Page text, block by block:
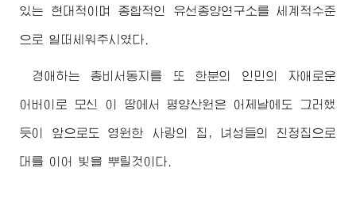
있는 현대적이며 종합적인 유선종양연구소를 세계적수준
으로 일떠세워주시였다.
경애하는 총비서동지를 또 한분의 인민의 자애로운
어버이 로 모신 이 땅에서 평양산원은 어제날에도 그러했
듯이 앞으로도 영원한 사랑의 집, 녀성들의 친정집으로
대를 이어 빛을 뿌릴것이다.